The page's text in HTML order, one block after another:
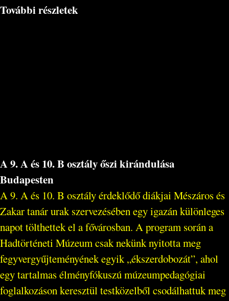
További részletek
A 9. A és 10. B osztály őszi kirándulása
Budapesten
A 9. A és 10. B osztály érdeklődő diákjai Mészáros és
Zakar tanár urak szervezésében egy igazán különleges
napot tölthettek el a fővárosban. A program során a
Hadtörténeti Múzeum csak nekünk nyitotta meg
fegyvergyűjteményének egyik „ékszerdobozát”, ahol
egy tartalmas élményfókuszú múzeumpedagógiai
foglalkozáson keresztül testközelből csodálhattuk meg